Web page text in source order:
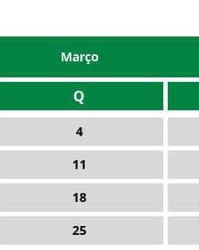
Março
Q
4
11
18
25